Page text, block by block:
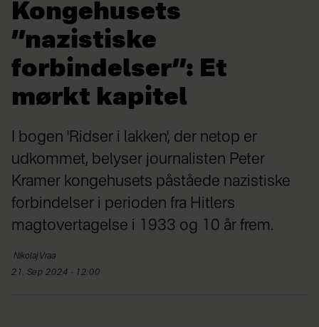
Kongehusets
”nazistiske
forbindelser”: Et
mørkt kapitel
I bogen 'Ridser i lakken', der netop er
udkommet, belyser journalisten Peter
Kramer kongehusets påståede nazistiske
forbindelser i perioden fra Hitlers
magtovertagelse i 1933 og 10 år frem.
Nikolaj Vraa
21. Sep 2024 - 12:00